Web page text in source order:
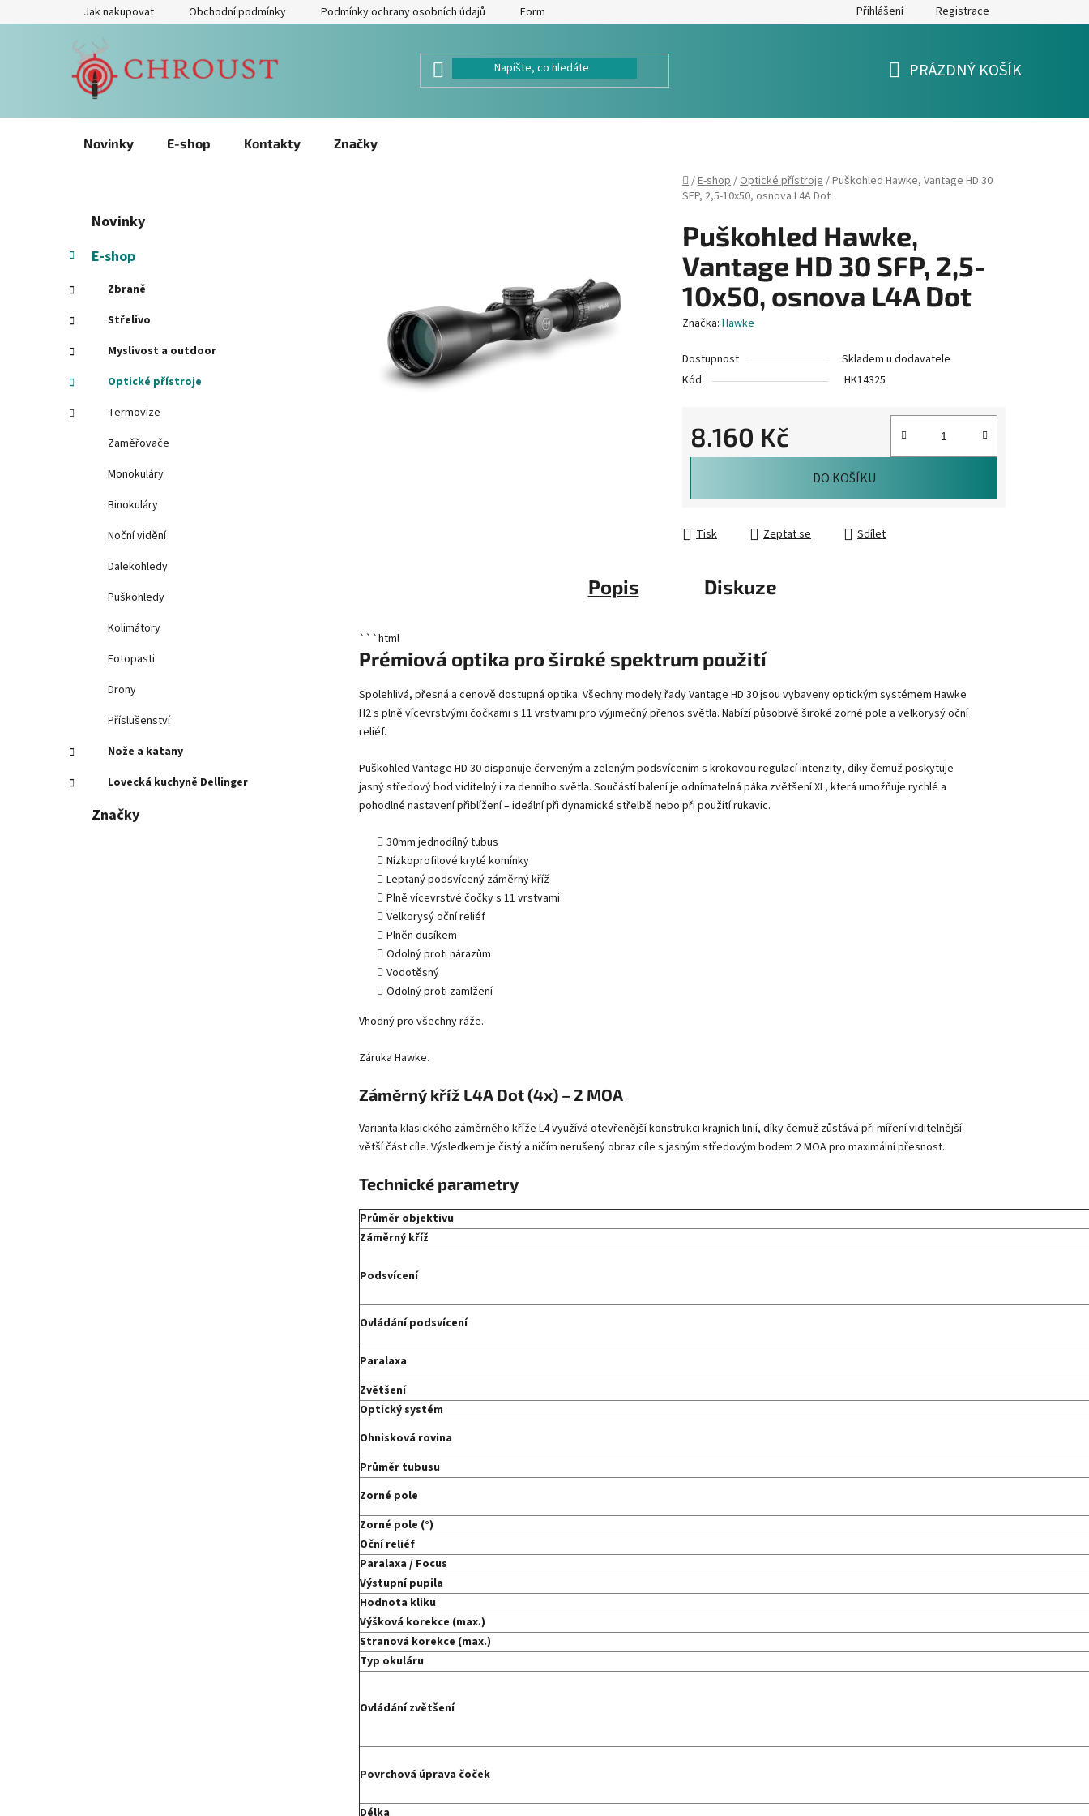
na
Jak nakupovat Obchodní podmínky Podmínky ochrany osobních údajů Formulář pro odstoupení od kupní smlouvy Formulář pro reklamaci a výměnu zboží Moje objednávka
Přihlášení Registrace
PRÁZDNÝ KOŠÍK
Novinky E-shop Kontakty Značky
Domů
/E-shop/Optické přístroje/Puškohled Hawke, Vantage HD 30
SFP, 2,5-10x50, osnova L4A Dot
s
r
a
n
í
p
a
kategorie
t
e
g
r
e
Novinky
E-shop
Zbraně
Střelivo
Myslivost a outdoor
Optické přístroje
Termovize
Zaměřovače
Monokuláry
Binokuláry
Noční vidění
Dalekohledy
Puškohledy
Kolimátory
Fotopasti
Drony
Příslušenství
Nože a katany
Lovecká kuchyně Dellinger
Značky
Puškohled Hawke,
Vantage HD 30 SFP, 2,5-
10x50, osnova L4A Dot
Značka: Hawke
Dostupnost
Skladem u dodavatele
Kód:
HK14325
8.160 Kč
Měrná cena:
DO KOŠÍKU
Tisk Zeptat se Sdílet
Popis Diskuze
```html
Prémiová optika pro široké spektrum použití
Spolehlivá, přesná a cenově dostupná optika. Všechny modely řady Vantage HD 30 jsou vybaveny optickým systémem Hawke
H2 s plně vícevrstvými čočkami s 11 vrstvami pro výjimečný přenos světla. Nabízí působivě široké zorné pole a velkorysý oční
reliéf.
Puškohled Vantage HD 30 disponuje červeným a zeleným podsvícením s krokovou regulací intenzity, díky čemuž poskytuje
jasný středový bod viditelný i za denního světla. Součástí balení je odnímatelná páka zvětšení XL, která umožňuje rychlé a
pohodlné nastavení přiblížení – ideální při dynamické střelbě nebo při použití rukavic.
30mm jednodílný tubus
Nízkoprofilové kryté komínky
Leptaný podsvícený záměrný kříž
Plně vícevrstvé čočky s 11 vrstvami
Velkorysý oční reliéf
Plněn dusíkem
Odolný proti nárazům
Vodotěsný
Odolný proti zamlžení
Vhodný pro všechny ráže.
Záruka Hawke.
Záměrný kříž L4A Dot (4x) – 2 MOA
Varianta klasického záměrného kříže L4 využívá otevřenější konstrukci krajních linií, díky čemuž zůstává při míření viditelnější
větší část cíle. Výsledkem je čistý a ničím nerušený obraz cíle s jasným středovým bodem 2 MOA pro maximální přesnost.
Technické parametry
Průměr objektivu
Záměrný kříž
Podsvícení
Ovládání podsvícení
Paralaxa
Zvětšení
Optický systém
Ohnisková rovina
Průměr tubusu
Zorné pole
Zorné pole (°)
Oční reliéf
Paralaxa / Focus
Výstupní pupila
Hodnota kliku
Výšková korekce (max.)
Stranová korekce (max.)
Typ okuláru
Ovládání zvětšení
Povrchová úprava čoček